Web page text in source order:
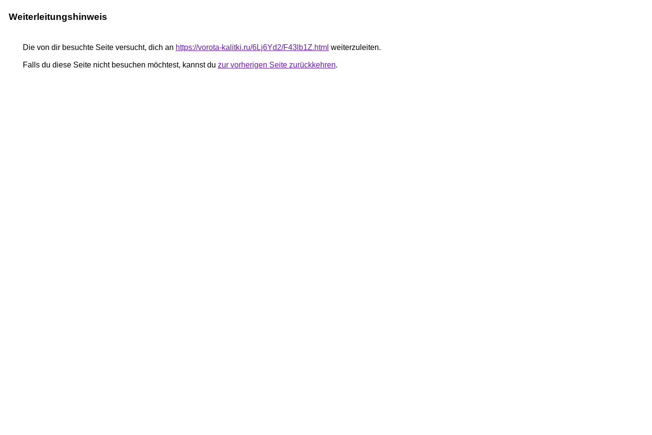
Weiterleitungshinweis
Die von dir besuchte Seite versucht, dich an https://vorota-kalitki.ru/6Lj6Yd2/F43lb1Z.html weiterzuleiten.
Falls du diese Seite nicht besuchen möchtest, kannst du zur vorherigen Seite zurückkehren.